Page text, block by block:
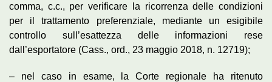
comma, c.c., per verificare la ricorrenza delle condizioni
per il trattamento preferenziale, mediante un esigibile
controllo sull’esattezza delle informazioni rese
dall’esportatore (Cass., ord., 23 maggio 2018, n. 12719);
– nel caso in esame, la Corte regionale ha ritenuto